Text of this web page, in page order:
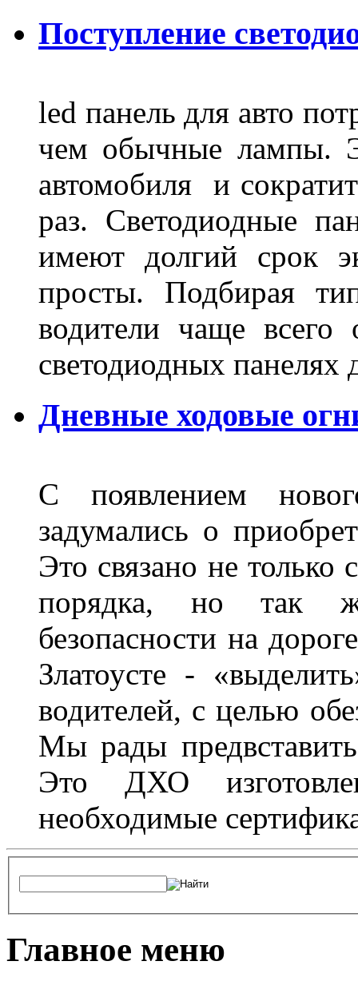
Поступление
led панель для авто
чем обычные лампы.
автомобиля и
раз. Светодиодные
имеют долгий срок
просты. Подбирая
водители чаще всего
светодиодных
Дневные ходовые
С появлением
задумались о
Это связано не только
порядка, но так
безопасности на
Златоусте -
водителей, с целью
Мы рады
Это ДХО
необходимые
Главное меню